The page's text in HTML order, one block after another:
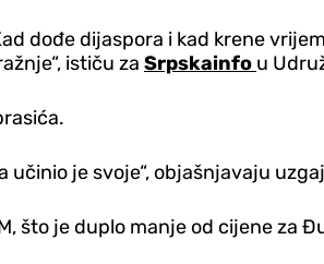
dođe dijaspora i kad krene
ističu za Srpskainfo u
učinio je svoje“, objašnjavaju
što je duplo manje od cijene za